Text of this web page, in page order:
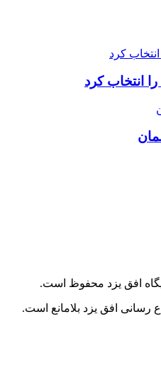
انتخاب کرد
افق یزد محفوظ است.
رسانی افق یزد بلامانع است.